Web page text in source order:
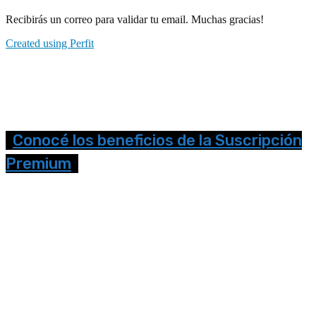
Recibirás un correo para validar tu email. Muchas gracias!
Created using Perfit
Conocé los beneficios de la Suscripción
Premium